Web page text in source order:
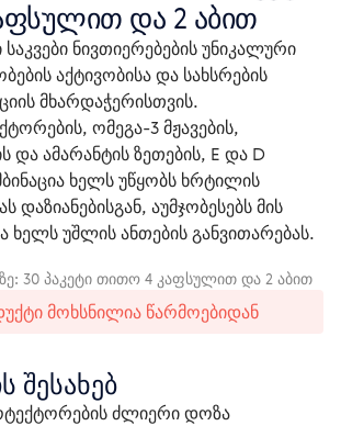
და 2 აბით
ნივთიერებების უნიკალური
აქტივობისა და სახსრების
მხარდაჭერისთვის.
ომეგა-3 მჟავების,
და ამარანტის ზეთების, E და D
ხელს უწყობს ხრტილის
დაზიანებისგან, აუმჯობესებს მის
ხელს უშლის ანთების განვითარებას.
30 პაკეტი თითო 4 კაფსულით და 2 აბით
მოხსნილია წარმოებიდან
შესახებ
ძლიერი დოზა